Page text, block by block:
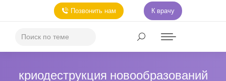
Позвонить нам К врачу
криодеструкция новообразований